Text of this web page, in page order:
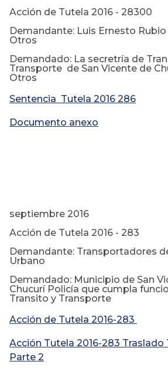
Acción de Tutela 2016 - 28300
Demandante: Luis Ernesto Rubio
Otros
Demandado: La secretría de
Transporte de San Vicente de
Otros
Sentencia Tutela 2016 286
Documento anexo
14
septiembre 2016
Acción de Tutela 2016 - 283
Demandante: Transportadores
Urbano
Demandado: Municipio de San
Chucurí Policía que cumpla
Transito y Transporte
Acción de Tutela 2016-283
Acción Tutela 2016-283 Traslado
Parte 2